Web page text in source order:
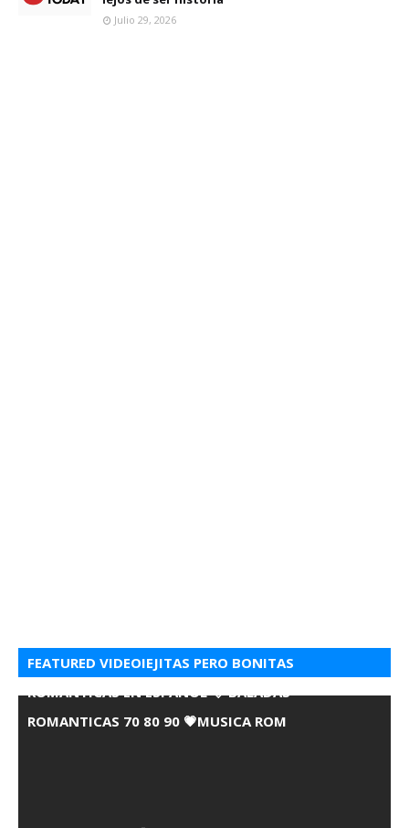
Julio 29, 2026
FEATURED VIDEOIEJITAS PERO BONITAS
ROMANTICAS EN ESPANOL 💘 BALADAS
ROMANTICAS 70 80 90 💗MUSICA ROM